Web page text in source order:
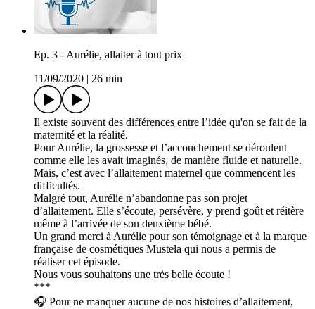
Ep. 3 - Aurélie, allaiter à tout prix
11/09/2020
26 min
Il existe souvent des différences entre l’idée qu'on se fait de la
maternité et la réalité.
Pour Aurélie, la grossesse et l’accouchement se déroulent
comme elle les avait imaginés, de manière fluide et naturelle.
Mais, c’est avec l’allaitement maternel que commencent les
difficultés.
Malgré tout, Aurélie n’abandonne pas son projet
d’allaitement. Elle s’écoute, persévère, y prend goût et réitère
même à l’arrivée de son deuxième bébé.
Un grand merci à Aurélie pour son témoignage et à la marque
française de cosmétiques Mustela qui nous a permis de
réaliser cet épisode.
Nous vous souhaitons une très belle écoute !
***
🎧 Pour ne manquer aucune de nos histoires d’allaitement,